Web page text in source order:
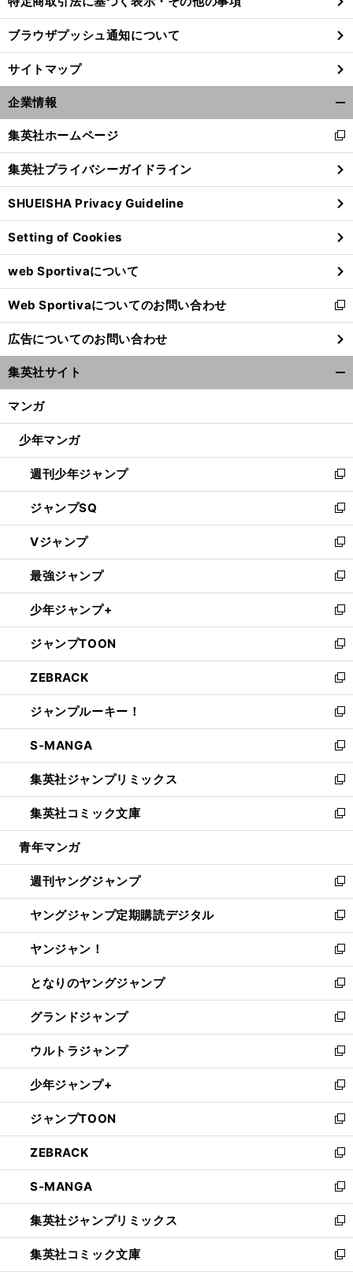
久
？
ブラウザプッシュ通知について
サイトマップ
企業情報
閉
る
集英社ホームページ
新
し
い
ウ
ィ
ン
ド
ウ
で
開
く
集英社プライバシーガイドライン
SHUEISHA Privacy Guideline
Setting of Cookies
web Sportivaについて
Web Sportivaについてのお問い合わせ
新
し
い
ウ
ィ
ン
ウ
開
く
広告についてのお問い合わせ
集英社サイト
マンガ
少年マンガ
週刊少年ジャンプ
新
し
い
ウ
ィ
ン
ド
ウ
で
開
く
ジャンプSQ
新
し
い
ウ
ィ
ン
ド
ウ
で
開
く
Vジャンプ
新
し
い
ウ
ィ
ン
ド
ウ
で
開
く
最強ジャンプ
新
し
い
ウ
ィ
ン
ド
ウ
で
開
く
少年ジャンプ+
新
し
い
ウ
ィ
ン
ド
ウ
で
開
く
ジャンプTOON
新
し
い
ウ
ィ
ン
ド
ウ
で
開
く
ZEBRACK
新
し
い
ウ
ィ
ン
ド
ウ
で
開
ジャンプルーキー！
新
し
い
ウ
ィ
ン
ド
ウ
開
く
S-MANGA
新
し
い
ウ
ィ
ン
ウ
で
開
く
集英社ジャンプリミックス
新
し
い
ウ
ン
ド
ウ
で
開
く
集英社コミック文庫
新
し
ウ
ィ
ン
ド
ウ
で
開
く
青年マンガ
週刊ヤングジャンプ
新
し
い
ウ
ィ
ン
ド
ウ
で
開
く
ヤングジャンプ定期購読デジタル
新
し
い
ウ
ィ
ン
ド
ウ
で
開
く
ヤンジャン！
新
し
い
ウ
ィ
ン
ド
ウ
で
開
く
となりのヤングジャンプ
新
し
い
ウ
ィ
ン
ド
ウ
で
開
く
グランドジャンプ
新
し
い
ウ
ィ
ン
ド
ウ
で
開
く
ウルトラジャンプ
新
し
い
ウ
ィ
ン
ド
ウ
で
開
く
少年ジャンプ+
新
し
い
ウ
ィ
ン
ド
ウ
で
開
く
ジャンプTOON
新
し
い
ウ
ィ
ン
ド
ウ
で
ZEBRACK
新
し
い
ウ
ィ
ン
ド
S-MANGA
新
し
い
ウ
ィ
集英社ジャンプリミックス
新
し
い
集英社コミック文庫
新